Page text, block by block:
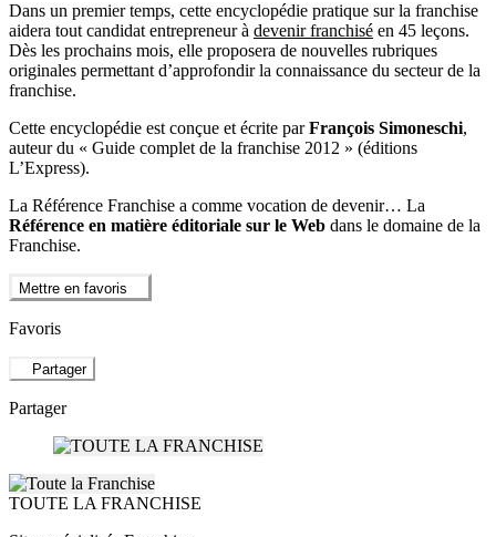
Dans un premier temps, cette encyclopédie pratique sur la franchise
aidera tout candidat entrepreneur à devenir franchisé en 45 leçons.
Dès les prochains mois, elle proposera de nouvelles rubriques
originales permettant d’approfondir la connaissance du secteur de la
franchise.
Cette encyclopédie est conçue et écrite parFrançois Simoneschi,
auteur du « Guide complet de la franchise 2012 » (éditions
L’Express).
La Référence Franchise a comme vocation de devenir… La
Référence en matière éditoriale sur le Web dans le domaine de la
Franchise.
Mettre en favoris
Favoris
Partager
Partager
TOUTE LA FRANCHISE